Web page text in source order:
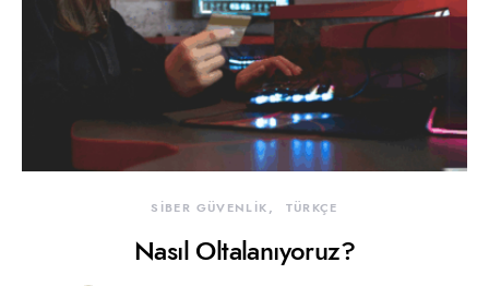
SİBER GÜVENLİK TÜRKÇE
Nasıl Oltalanıyoruz?